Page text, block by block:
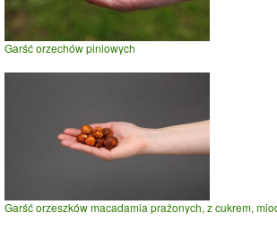
Garść orzechów piniowych
Garść orzeszków macadamia prażonych, z cukrem,